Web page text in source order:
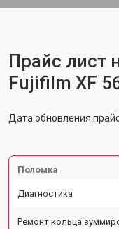
Прайс лист
Fujifilm XF
Дата обновления
Поломка
Диагностика
Ремонт кольца